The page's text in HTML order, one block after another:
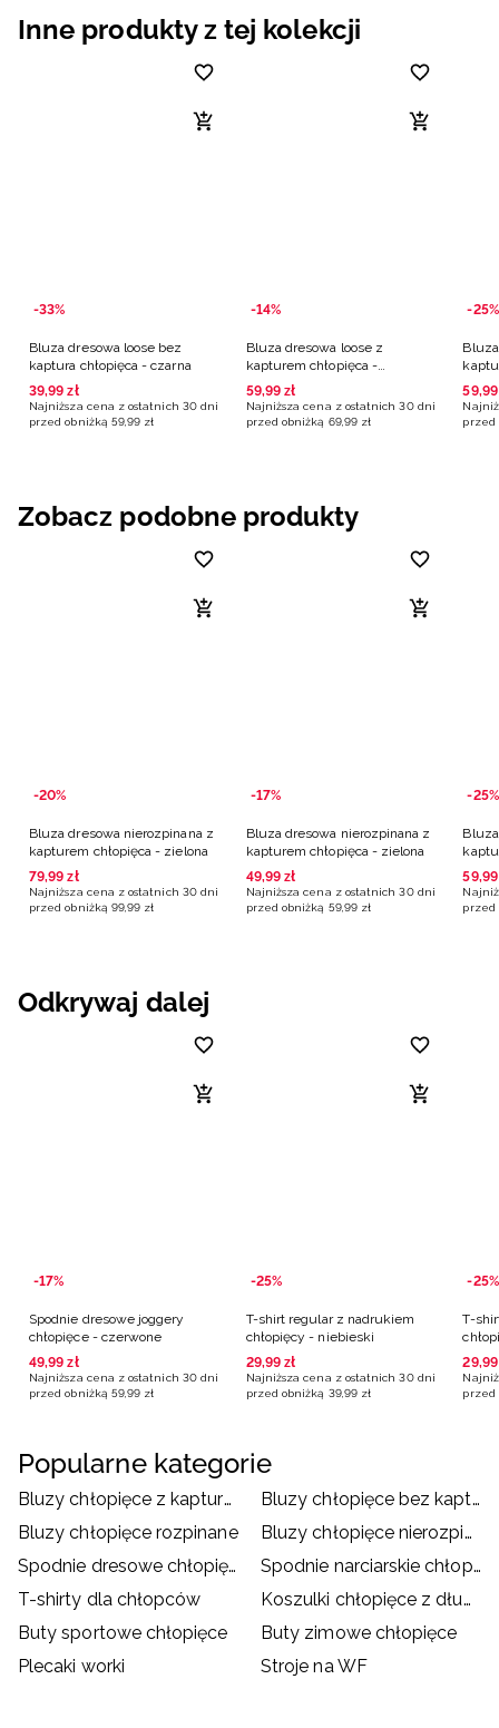
Inne produkty z tej kolekcji
-33%
Bluza dresowa loose bez
kaptura chłopięca - czarna
39,99 zł
Najniższa cena z ostatnich 30 dni
przed obniżką 59,99 zł
-14%
Bluza dresowa loose z
kapturem chłopięca -
niebieska
59,99 zł
Najniższa cena z ostatnich 30 dni
przed obniżką 69,99 zł
-25%
59,99
przed
Zobacz podobne produkty
-20%
Bluza dresowa nierozpinana z
kapturem chłopięca - zielona
79,99 zł
Najniższa cena z ostatnich 30 dni
przed obniżką 99,99 zł
-17%
Bluza dresowa nierozpinana z
kapturem chłopięca - zielona
49,99 zł
Najniższa cena z ostatnich 30 dni
przed obniżką 59,99 zł
-25%
59,99
przed
Odkrywaj dalej
-17%
Spodnie dresowe joggery
chłopięce - czerwone
49,99 zł
Najniższa cena z ostatnich 30 dni
przed obniżką 59,99 zł
-25%
T-shirt regular z nadrukiem
chłopięcy - niebieski
29,99 zł
Najniższa cena z ostatnich 30 dni
przed obniżką 39,99 zł
-25%
T-
29,99
przed
Popularne kategorie
Bluzy chłopięce z kapturem
Bluzy chłopięce bez kaptura
Bluzy chłopięce rozpinane
Bluzy chłopięce nierozpinane
Spodnie dresowe chłopięce
Spodnie narciarskie chłopięce
T-shirty dla chłopców
Koszulki chłopięce z długim rękawem
Buty sportowe chłopięce
Buty zimowe chłopięce
Plecaki worki
Stroje na WF